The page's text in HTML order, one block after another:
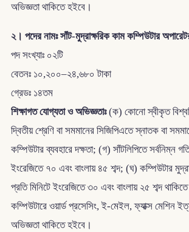
অভিজ্ঞতা থাকিতে হইবে।
২। পদের নামঃ সাঁট-মুদ্রাক্ষরিক কাম কম্পিউটার
পদ সংখ্যাঃ ০২টি
বেতনঃ ১০,২০০–২৪,৬৮০ টাকা
গ্রেডঃ ১৪তম
শিক্ষাগত যোগ্যতা ও অভিজ্ঞতাঃ(ক) কোনো স্বীকৃত
দ্বিতীয় শ্রেণি বা সমমানের সিজিপিএতে স্নাতক বা
কম্পিউটার ব্যবহারে দক্ষতা; (গ) সাঁটলিপিতে সর্বনিম্ন
ইংরেজিতে ৭০ এবং বাংলায় ৪৫ শব্দ; (ঘ) কম্পিউটার
প্রতি মিনিটে ইংরেজিতে ৩০ এবং বাংলায় ২৫ শব্দ
কম্পিউটারে ওয়ার্ড প্রসেসিং, ই-মেইল, ফ্যাক্স মেশিন
অভিজ্ঞতা থাকিতে হইবে।